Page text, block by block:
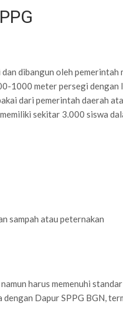
dibangun oleh pemerintah
1000 meter persegi dengan
dari pemerintah daerah
sekitar 3.000 siswa
sampah atau peternakan
harus memenuhi
Dapur SPPG BGN,